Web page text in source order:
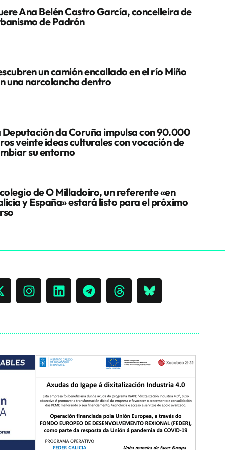
Ana Belén Castro García, concelleira de
de Padrón
un camión encallado en el río Miño
una narcolancha dentro
Deputación da Coruña impulsa con 90.000
veinte ideas culturales con vocación de
su entorno
de O Milladoiro, un referente «en
y España» estará listo para el próximo